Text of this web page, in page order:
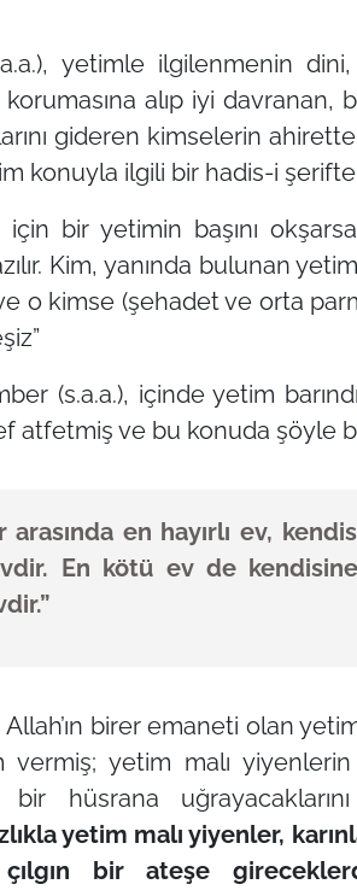
yetimle ilgilenmenin
alıp iyi davranan,
gideren kimselerin
konuyla ilgili bir hadis-i
için bir yetimin başını
Kim, yanında bulunan
o kimse (şehadet ve orta
(s.a.a.), içinde yetim
atfetmiş ve bu konuda şöyle
arasında en hayırlı ev,
En kötü ev de
birer emaneti olan
vermiş; yetim malı
hüsrana
yetim malı yiyenler,
bir ateşe